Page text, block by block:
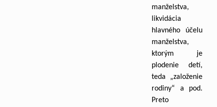
manželstva,
likvidácia
hlavného účelu
manželstva,
ktorým je
plodenie detí,
teda „založenie
rodiny“ a pod.
Preto